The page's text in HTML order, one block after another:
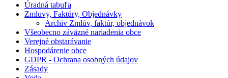
Úradná tabuľa
Zmluvy, Faktúry, Objednávky
Archiv Zmlúv, faktúr, objednávok
Všeobecno záväzné nariadenia obce
Verejné obstarávanie
Hospodárenie obce
GDPR - Ochrana osobných údajov
Zásady